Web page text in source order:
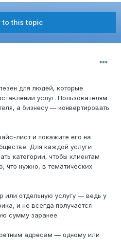
to this topic
для людей, которые
услуг. Пользователям
а бизнесу — конвертировать
лист и покажите его на
Для каждой услуги
категории, чтобы клиентам
что нужно, в тематических
или отдельную услугу — ведь у
и не всегда получается
сумму заранее.
адресам — одному или